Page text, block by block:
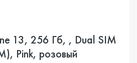
13, 256 Гб, , Dual SIM
Pink, розовый